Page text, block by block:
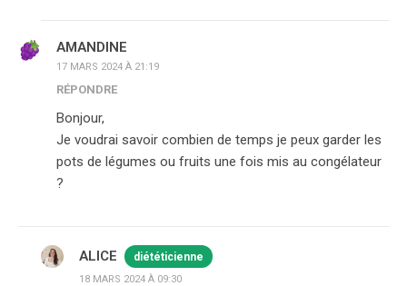
AMANDINE
17 MARS 2024 À 21:19
RÉPONDRE
Bonjour,
Je voudrai savoir combien de temps je peux garder les
pots de légumes ou fruits une fois mis au congélateur
?
ALICE diététicienne
18 MARS 2024 À 09:30